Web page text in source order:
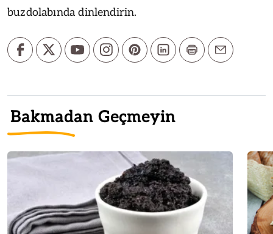
buzdolabında dinlendirin.
Bakmadan Geçmeyin